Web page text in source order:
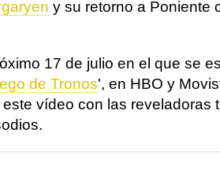
y su retorno a Poniente
17 de julio en el que se
de Tronos', en HBO y
vídeo con las reveladoras